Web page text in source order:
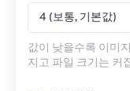
4 (보통, 기본값)
값이 낮을수록 이미
지고 파일 크기는 커